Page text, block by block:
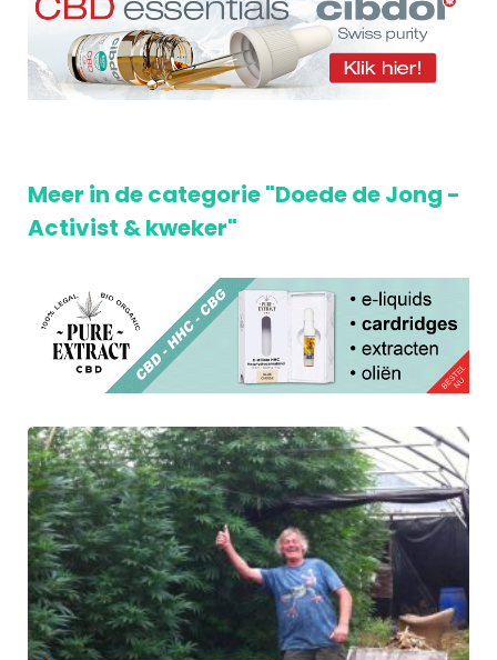
Meer in de categorie "Doede de Jong -
Activist & kweker"